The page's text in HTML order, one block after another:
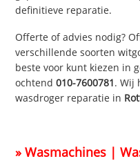
definitieve reparatie.
Offerte of advies nodig?
verschillende soorten
beste voor kunt kiezen in
ochtend010-7600781. Wij
wasdroger reparatie in
» Wasmachines |